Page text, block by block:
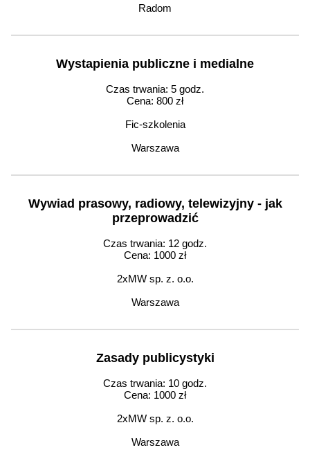
Radom
Wystapienia publiczne i medialne
Czas trwania: 5 godz.
Cena: 800 zł
Fic-szkolenia
Warszawa
Wywiad prasowy, radiowy, telewizyjny - jak
przeprowadzić
Czas trwania: 12 godz.
Cena: 1000 zł
2xMW sp. z. o.o.
Warszawa
Zasady publicystyki
Czas trwania: 10 godz.
Cena: 1000 zł
2xMW sp. z. o.o.
Warszawa